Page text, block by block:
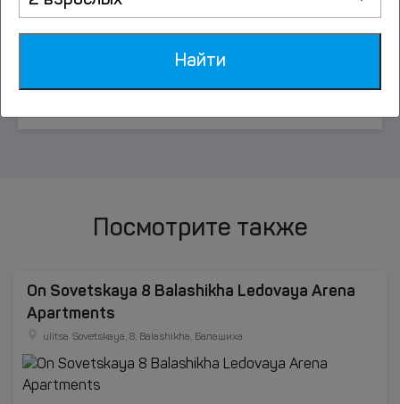
Посмотрите также
On Sovetskaya 8 Balashikha Ledovaya Arena
Apartments
ulitsa Sovetskaya, 8, Balashikha, Балашиха
Найти